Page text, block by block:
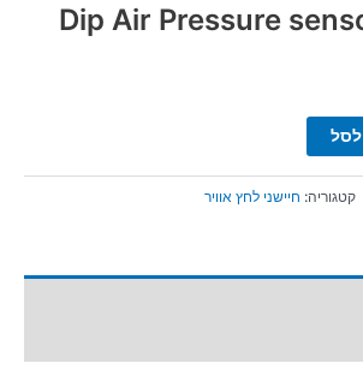
Dip Air Pressure
קטגוריה: חיישני לחץ אוויר